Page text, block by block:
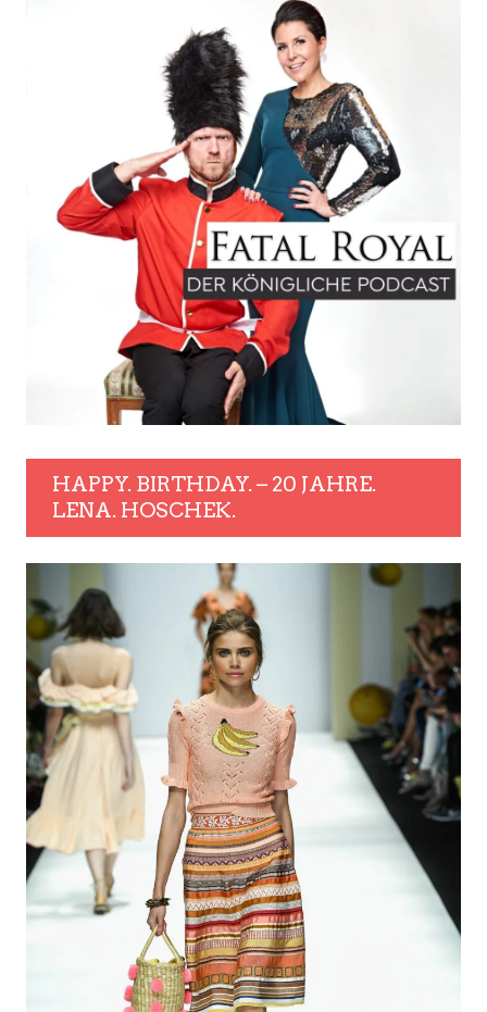
HAPPY. BIRTHDAY. – 20 JAHRE.
LENA. HOSCHEK.